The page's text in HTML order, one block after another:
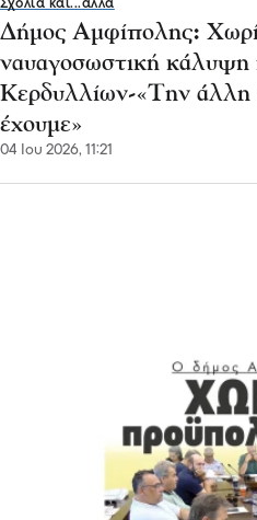
Σχόλια και...άλλα
Δήμος Αμφίπολης:
ναυαγοσωστική κάλυψη
Κερδυλλίων-«Την άλλη
έχουμε»
04 Ιου 2026, 11:21